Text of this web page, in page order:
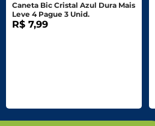
Caneta Bic Cristal Azul Dura Mais
Leve 4 Pague 3 Unid.
R$ 7,99